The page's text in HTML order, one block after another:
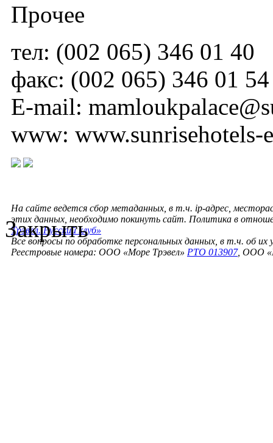
Прочее
тел: (002 065) 346 01 40
факс: (002 065) 346 01 54
E-mail:
www: www.sunrisehotels-
На сайте ведется сбор метаданных, в т.ч. ip-адрес,
этих данных, необходимо покинуть сайт. Политика в
Трэвел. Русский клуб»
Все вопросы по обработке персональных данных, в т.ч. об их
Реестровые номера: ООО «Море Трэвел» РТО 013907, ООО
Закрыть